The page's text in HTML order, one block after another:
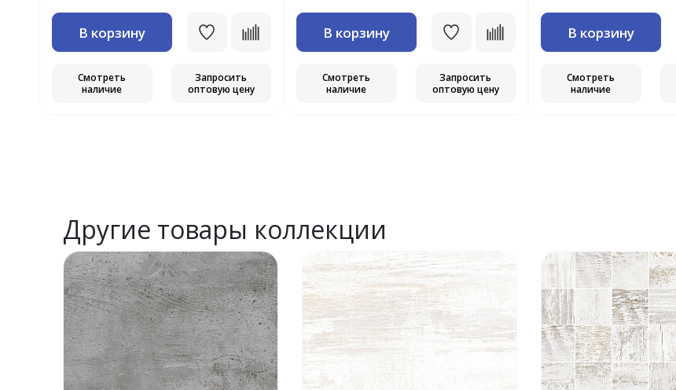
В корзину
Смотреть
наличие
Запросить
оптовую цену
В корзину
Смотреть
наличие
Запросить
оптовую цену
В корзину
Смотреть
наличие
Другие товары коллекции